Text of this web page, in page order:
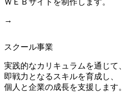
→
スクール事業
実践的なカリキュラムを通じて、
即戦力となるスキルを育成し、
個人と企業の成長を支援します。